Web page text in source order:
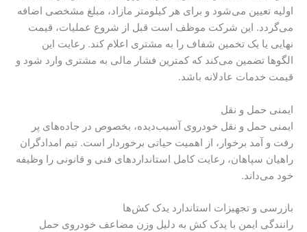
اولیه تعیین می‌شود و برای هر کیلومتر مازاد، مبلغ مشخصی اضافه
می‌گردد. این شرکت موظف است قبل از شروع عملیات، قیمت
نهایی یا یک تخمین شفاف را به مشتری اعلام کند. رعایت این
الگوها تضمین می‌کند که کمترین فشار مالی به مشتری وارد شود و
قیمت خدمات عادلانه باشد.
ایمنی حمل و نقل
ایمنی حمل و نقل خودروی آسیب‌دیده، بخصوص در جاده‌های پر
رفت و آمد برخوار، از اهمیت حیاتی برخوردار است. تیم امدادگران
راهیان سپاهان، رعایت کامل استانداردهای فنی و قانونی را وظیفه
خود می‌داند.
بازرسی و تجهیزات استاندارد یدک کش‌ها
رانندگی ایمن با یدک کش به دلیل وزن مضاعف خودروی حمل